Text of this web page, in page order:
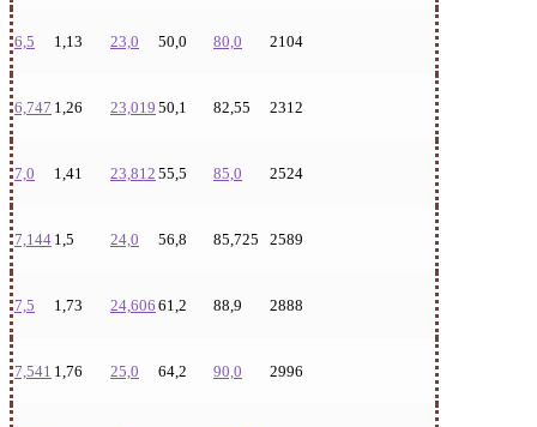
6,5 1,13 23,0 50,0 80,0 2104
6,747 1,26 23,019 50,1 82,55 2312
7,0 1,41 23,812 55,5 85,0 2524
7,144 1,5 24,0 56,8 85,725 2589
7,5 1,73 24,606 61,2 88,9 2888
7,541 1,76 25,0 64,2 90,0 2996